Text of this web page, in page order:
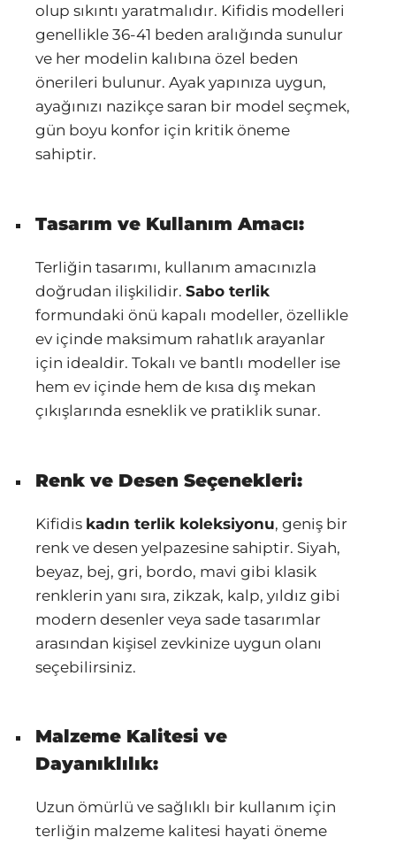
olup sıkıntı yaratmalıdır. Kifidis modelleri
genellikle 36-41 beden aralığında sunulur
ve her modelin kalıbına özel beden
önerileri bulunur. Ayak yapınıza uygun,
ayağınızı nazikçe saran bir model seçmek,
gün boyu konfor için kritik öneme
sahiptir.
Tasarım ve Kullanım Amacı:
Terliğin tasarımı, kullanım amacınızla
doğrudan ilişkilidir. Sabo terlik
formundaki önü kapalı modeller, özellikle
ev içinde maksimum rahatlık arayanlar
için idealdir. Tokalı ve bantlı modeller ise
hem ev içinde hem de kısa dış mekan
çıkışlarında esneklik ve pratiklik sunar.
Renk ve Desen Seçenekleri:
Kifidis kadın terlik koleksiyonu, geniş bir
renk ve desen yelpazesine sahiptir. Siyah,
beyaz, bej, gri, bordo, mavi gibi klasik
renklerin yanı sıra, zikzak, kalp, yıldız gibi
modern desenler veya sade tasarımlar
arasından kişisel zevkinize uygun olanı
seçebilirsiniz.
Malzeme Kalitesi ve
Dayanıklılık:
Uzun ömürlü ve sağlıklı bir kullanım için
terliğin malzeme kalitesi hayati öneme